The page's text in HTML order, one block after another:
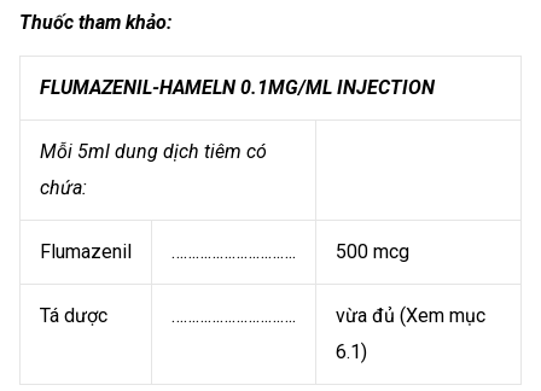
Thuốc tham khảo:
FLUMAZENIL-HAMELN 0.1MG/ML INJECTION
Mỗi 5ml dung dịch tiêm có
chứa:
Flumazenil …………………………. 500 mcg
Tá dược ………………………….
vừa đủ (Xem mục
6.1)